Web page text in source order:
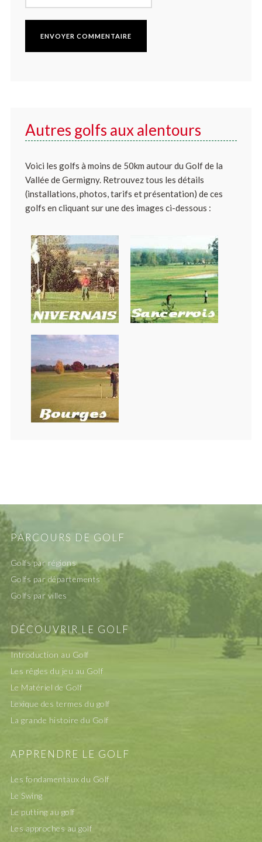
Autres golfs aux alentours
Voici les golfs à moins de 50km autour du Golf de la
Vallée de Germigny. Retrouvez tous les détails
(installations, photos, tarifs et présentation) de ces
golfs en cliquant sur une des images ci-dessous :
PARCOURS DE GOLF
Golfs par régions
Golfs par départements
Golfs par villes
DÉCOUVRIR LE GOLF
Introduction au Golf
Les rêgles du jeu au Golf
Le Matériel de Golf
Lexique des termes du golf
La grande histoire du Golf
APPRENDRE LE GOLF
Les fondamentaux du Golf
Le Swing
Le putting au golf
Les approches au golf